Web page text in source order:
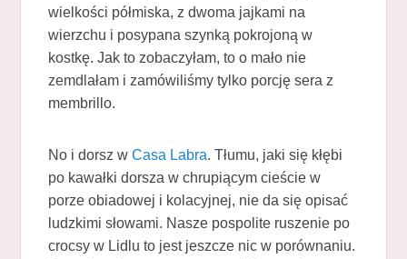
wielkości półmiska, z dwoma jajkami na
wierzchu i posypana szynką pokrojoną w
kostkę. Jak to zobaczyłam, to o mało nie
zemdlałam i zamówiliśmy tylko porcję sera z
membrillo.
No i dorsz wCasa Labra. Tłumu, jaki się kłębi
po kawałki dorsza w chrupiącym cieście w
porze obiadowej i kolacyjnej, nie da się opisać
ludzkimi słowami. Nasze pospolite ruszenie po
crocsy w Lidlu to jest jeszcze nic w porównaniu.